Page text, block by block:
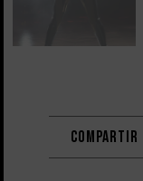
Compartir